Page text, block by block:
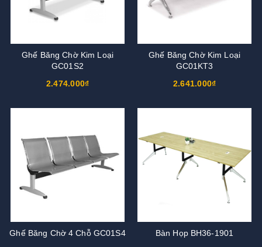
Ghế Băng Chờ Kim Loại
GC01S2
2.474.000₫
Ghế Băng Chờ Kim Loại
GC01KT3
2.641.000₫
Ghế Băng Chờ 4 Chỗ GC01S4 Bàn Họp BH36-1901